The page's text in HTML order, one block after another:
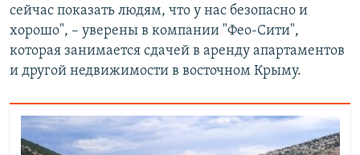
сейчас показать людям, что у нас безопасно и
хорошо", – уверены в компании "Фео-Сити",
которая занимается сдачей в аренду апартаментов
и другой недвижимости в восточном Крыму.